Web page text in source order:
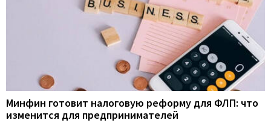
Минфин готовит налоговую реформу для ФЛП: что
изменится для предпринимателей